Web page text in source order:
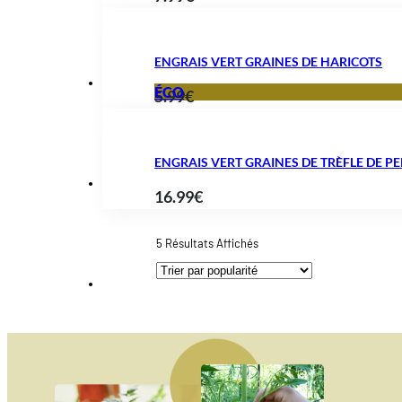
ENGRAIS VERT GRAINES DE HARICOTS
5.99€
ÉCO
ENGRAIS VERT GRAINES DE TRÈFLE DE
16.99€
5 Résultats AffichésTrié
Popularité